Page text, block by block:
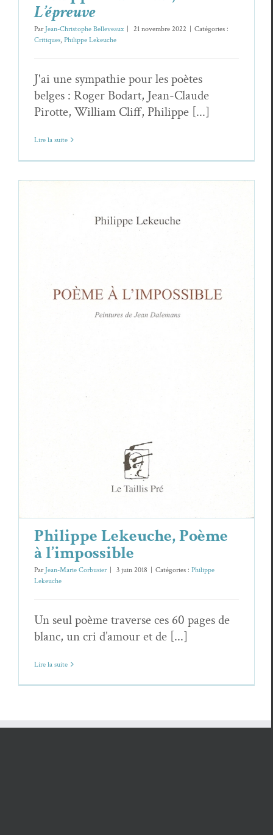
L’épreuve
Par Jean-Christophe Belleveaux 21 novembre 2022
Catégories :
Critiques, Philippe Lekeuche
J'ai une sympathie pour les poètes
belges : Roger Bodart, Jean-Claude
Pirotte, William Cliff, Philippe [...]
Lire la suite
Philippe Lekeuche, Poème
à l’impossible
Par Jean-Marie Corbusier 3 juin 2018 Catégories : Philippe
Lekeuche
Un seul poème traverse ces 60 pages de
blanc, un cri d’amour et de [...]
Lire la suite